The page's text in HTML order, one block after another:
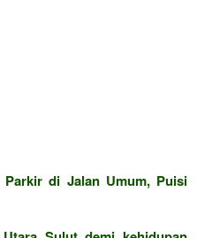
di Jalan Umum, Puisi